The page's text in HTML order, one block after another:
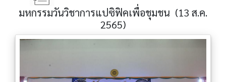
มหกรรมวันวิชาการแปซิฟิคเพื่อชุมชน (13 ส.ค.
2565)